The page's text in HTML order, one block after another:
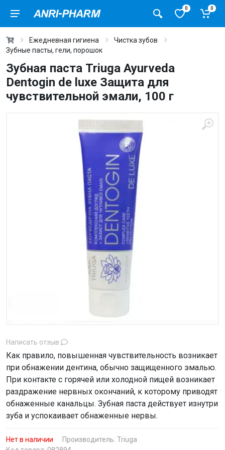
0 0
Ежедневная гигиена
Чистка зубов
Зубные пасты, гели, порошок
Зубная паста Triuga Ayurveda
Dentogin de luxe Защита для
чувствительной эмали, 100 г
Написать отзыв
Как правило, повышенная чувствительность возникает
при обнажении дентина, обычно защищенного эмалью.
При контакте с горячей или холодной пищей возникает
раздражение нервных окончаний, к которому приводят
обнаженные канальцы. Зубная паста действует изнутри
зуба и успокаивает обнаженные нервы.
Нет в наличии Производитель: Triuga